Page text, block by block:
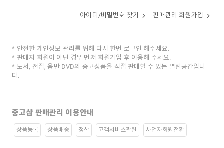
아이디/비밀번호 찾기 판매관리 회원가입
안전한 개인정보 관리를 위해 다시 한번 로그인 해주세요.
판매자 회원이 아닌 경우 먼저 회원가입 후 이용해 주세요.
도서, 전집, 음반 DVD의 중고상품을 직접 판매할 수 있는 열린공간입니
다.
중고샵 판매관리 이용안내
상품등록 상품배송 정산 고객서비스관련 사업자회원전환